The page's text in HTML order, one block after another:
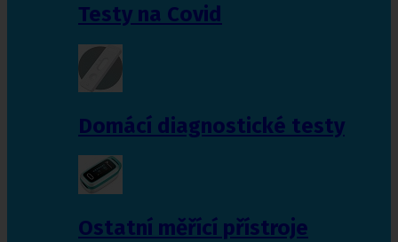
Testy na Covid
Domácí diagnostické testy
Ostatní měřící přístroje